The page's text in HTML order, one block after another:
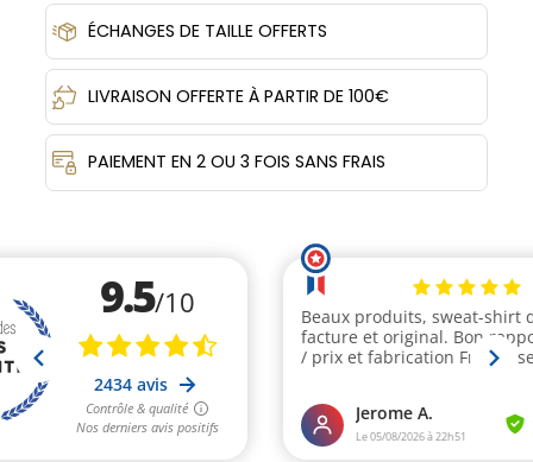
ÉCHANGES DE TAILLE OFFERTS
LIVRAISON OFFERTE À PARTIR DE 100€
PAIEMENT EN 2 OU 3 FOIS SANS FRAIS